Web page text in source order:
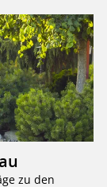
zu den